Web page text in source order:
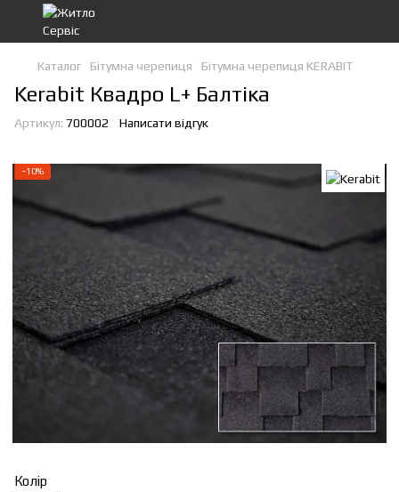
Каталог Бітумна черепиця Бітумна черепиця KERABIT
Kerabit Квадро L+ Балтіка
Артикул: 700002 Написати відгук
−10%
Колір